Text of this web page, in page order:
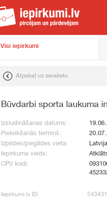
Visi iepirkumi
Atpakaļ uz sarakstu
Būvdarbi sporta laukuma
Izsludināšanas datums:
Pieteikšanās termiņš:
Izpildes/piegādes vieta:
Iepirkuma veids:
CPV kodi:
Iepirkumi.lv ID: